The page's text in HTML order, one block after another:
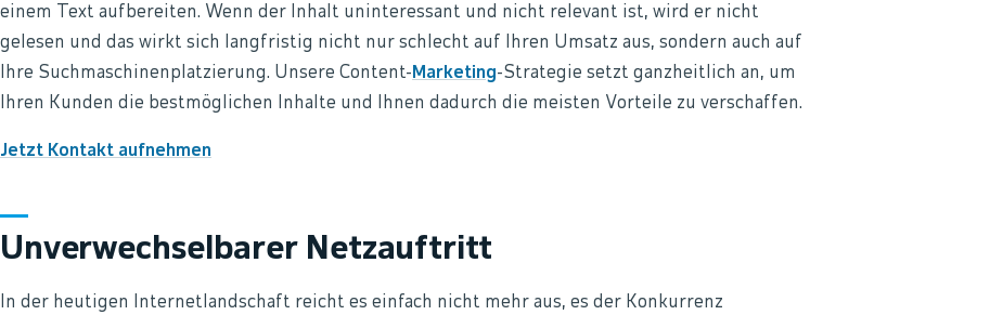
einem Text aufbereiten. Wenn der Inhalt uninteressant und nicht relevant ist, wird er nicht
gelesen und das wirkt sich langfristig nicht nur schlecht auf Ihren Umsatz aus, sondern auch auf
Ihre Suchmaschinenplatzierung. Unsere Content- Marketing-Strategie setzt ganzheitlich an, um
Ihren Kunden die bestmöglichen Inhalte und Ihnen dadurch die meisten Vorteile zu verschaffen.
Jetzt Kontakt aufnehmen
Unverwechselbarer Netzauftritt
In der heutigen Internetlandschaft reicht es einfach nicht mehr aus, es der Konkurrenz